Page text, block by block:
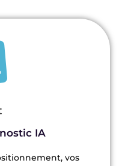
IA
vos